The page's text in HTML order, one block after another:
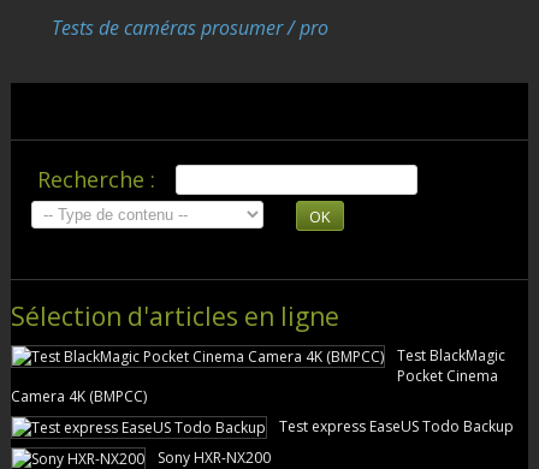
Tests de caméras prosumer / pro
Recherche :
OK
Sélection d'articles en ligne
Test BlackMagic
Pocket Cinema
Camera 4K (BMPCC)
Test express EaseUS Todo Backup
Sony HXR-NX200